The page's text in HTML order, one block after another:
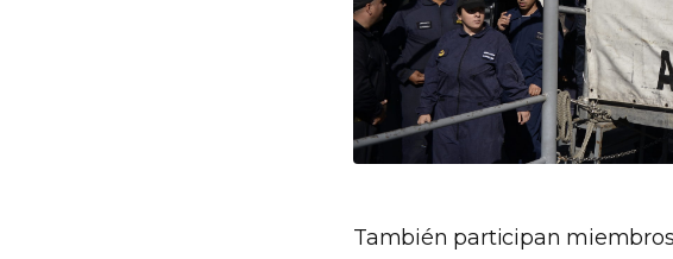
También participan